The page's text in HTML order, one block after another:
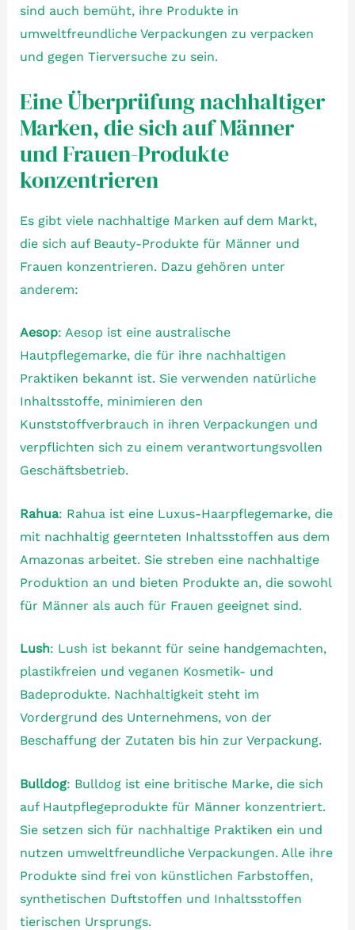
sind auch bemüht, ihre Produkte in
umweltfreundliche Verpackungen zu verpacken
und gegen Tierversuche zu sein.
Eine Überprüfung nachhaltiger
Marken, die sich auf Männer
und Frauen-Produkte
konzentrieren
Es gibt viele nachhaltige Marken auf dem Markt,
die sich auf Beauty-Produkte für Männer und
Frauen konzentrieren. Dazu gehören unter
anderem:
Aesop: Aesop ist eine australische
Hautpflegemarke, die für ihre nachhaltigen
Praktiken bekannt ist. Sie verwenden natürliche
Inhaltsstoffe, minimieren den
Kunststoffverbrauch in ihren Verpackungen und
verpflichten sich zu einem verantwortungsvollen
Geschäftsbetrieb.
Rahua: Rahua ist eine Luxus-Haarpflegemarke, die
mit nachhaltig geernteten Inhaltsstoffen aus dem
Amazonas arbeitet. Sie streben eine nachhaltige
Produktion an und bieten Produkte an, die sowohl
für Männer als auch für Frauen geeignet sind.
Lush: Lush ist bekannt für seine handgemachten,
plastikfreien und veganen Kosmetik- und
Badeprodukte. Nachhaltigkeit steht im
Vordergrund des Unternehmens, von der
Beschaffung der Zutaten bis hin zur Verpackung.
Bulldog: Bulldog ist eine britische Marke, die sich
auf Hautpflegeprodukte für Männer konzentriert.
Sie setzen sich für nachhaltige Praktiken ein und
nutzen umweltfreundliche Verpackungen. Alle ihre
Produkte sind frei von künstlichen Farbstoffen,
synthetischen Duftstoffen und Inhaltsstoffen
tierischen Ursprungs.